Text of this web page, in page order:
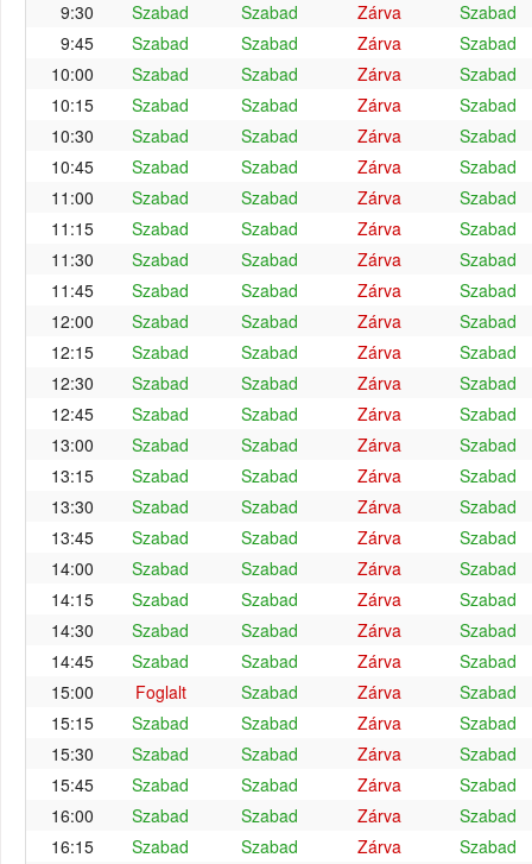
9:30
Szabad Szabad Zárva
Szabad
9:45
Szabad Szabad Zárva
Szabad
10:00
Szabad Szabad Zárva
Szabad
10:15
Szabad Szabad Zárva
Szabad
10:30
Szabad Szabad Zárva
Szabad
10:45
Szabad Szabad Zárva
Szabad
11:00
Szabad Szabad Zárva
Szabad
11:15
Szabad Szabad Zárva
Szabad
11:30
Szabad Szabad Zárva
Szabad
11:45
Szabad Szabad Zárva
Szabad
12:00
Szabad Szabad Zárva
Szabad
12:15
Szabad Szabad Zárva
Szabad
12:30
Szabad Szabad Zárva
Szabad
12:45
Szabad Szabad Zárva
Szabad
13:00
Szabad Szabad Zárva
Szabad
13:15
Szabad Szabad Zárva
Szabad
13:30
Szabad Szabad Zárva
Szabad
13:45
Szabad Szabad Zárva
Szabad
14:00
Szabad Szabad Zárva
Szabad
14:15
Szabad Szabad Zárva
Szabad
14:30
Szabad Szabad Zárva
Szabad
14:45
Szabad Szabad Zárva
Szabad
15:00
Foglalt Szabad Zárva
Szabad
15:15
Szabad Szabad Zárva
Szabad
15:30
Szabad Szabad Zárva
Szabad
15:45
Szabad Szabad Zárva
Szabad
16:00
Szabad Szabad Zárva
Szabad
16:15
Szabad Szabad Zárva Szabad